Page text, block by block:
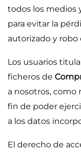
todos los medios
para evitar la
autorizado y robo
Los usuarios
ficheros de
a nosotros, como
fin de poder
a los datos
El derecho de